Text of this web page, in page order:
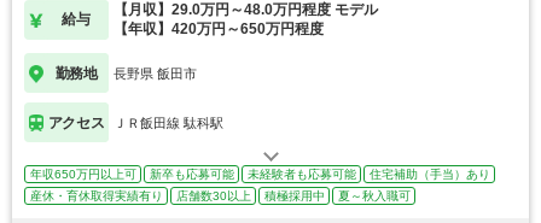
給与
【月収】29.0万円～48.0万円程度 モデル
【年収】420万円～650万円程度
勤務地 長野県 飯田市
アクセス ＪＲ飯田線 駄科駅
年収650万円以上可 新卒も応募可能 未経験者も応募可能
住宅補助（手当）あり
産休・育休取得実績有り
店舗数30以上 積極採用中 夏～秋入職可